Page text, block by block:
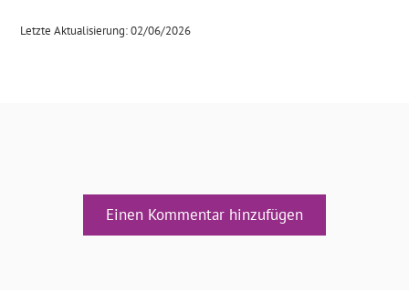
Letzte Aktualisierung: 02/06/2026
Einen Kommentar hinzufügen